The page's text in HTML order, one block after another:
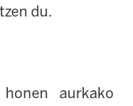
du.
aurkako